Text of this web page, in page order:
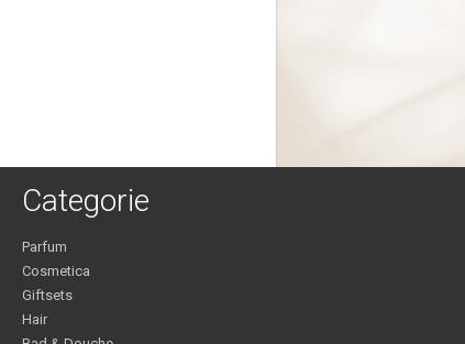
Categorie
Parfum
Cosmetica
Giftsets
Hair